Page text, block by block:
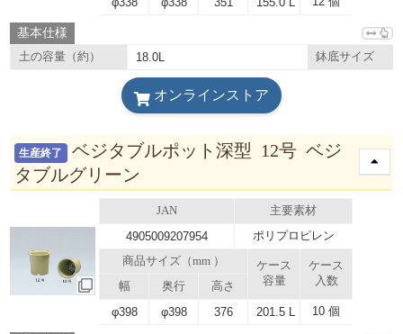
基本仕様
土の容量（約） 18.0L 鉢底サイズ
オンラインストア
生産終了
ベジタブルポット深型 12号 ベジ
タブルグリーン
JAN 主要素材
4905009207954 ポリプロピレン
商品サイズ（mm ）
ケース
容量
ケース
入数
幅 奥行 高さ
φ398 φ398 376 201.5 L 10 個